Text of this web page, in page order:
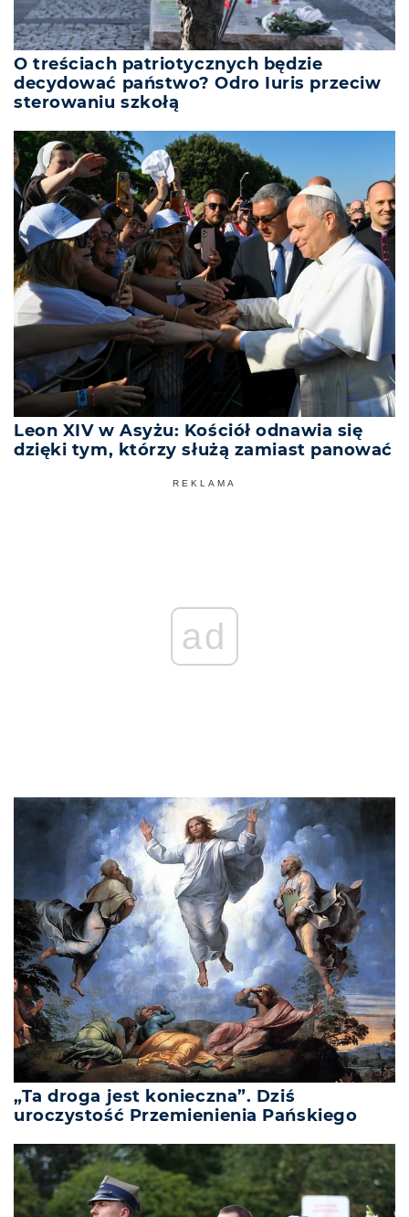
O treściach patriotycznych będzie
decydować państwo? Odro Iuris przeciw
sterowaniu szkołą
Leon XIV w Asyżu: Kościół odnawia się
dzięki tym, którzy służą zamiast panować
REKLAMA
ad
„Ta droga jest konieczna”. Dziś
uroczystość Przemienienia Pańskiego